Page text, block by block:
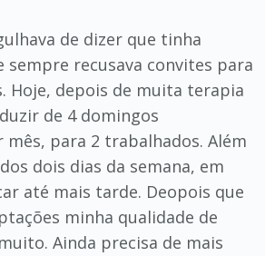
de dizer que tinha
sempre recusava convites para
Hoje, depois de muita terapia
de 4 domingos
para 2 trabalhados. Além
dois dias da semana, em
até mais tarde. Deopois que
minha qualidade de
Ainda precisa de mais